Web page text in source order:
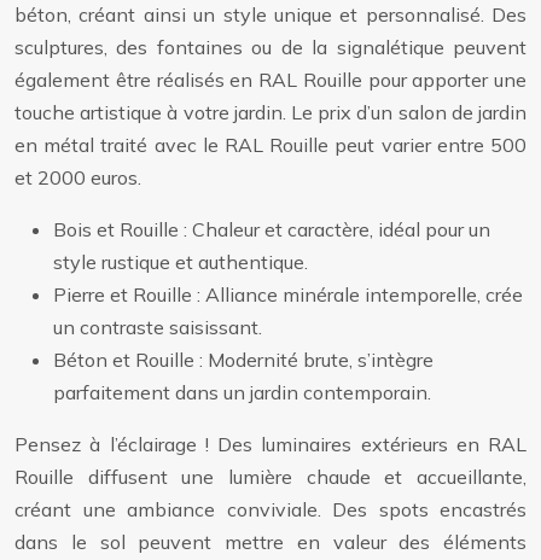
béton, créant ainsi un style unique et personnalisé. Des
sculptures, des fontaines ou de la signalétique peuvent
également être réalisés en RAL Rouille pour apporter une
touche artistique à votre jardin. Le prix d’un salon de jardin
en métal traité avec le RAL Rouille peut varier entre 500
et 2000 euros.
Bois et Rouille : Chaleur et caractère, idéal pour un
style rustique et authentique.
Pierre et Rouille : Alliance minérale intemporelle, crée
un contraste saisissant.
Béton et Rouille : Modernité brute, s’intègre
parfaitement dans un jardin contemporain.
Pensez à l’éclairage ! Des luminaires extérieurs en RAL
Rouille diffusent une lumière chaude et accueillante,
créant une ambiance conviviale. Des spots encastrés
dans le sol peuvent mettre en valeur des éléments